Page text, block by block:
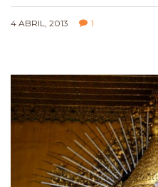
4 ABRIL, 2013 1